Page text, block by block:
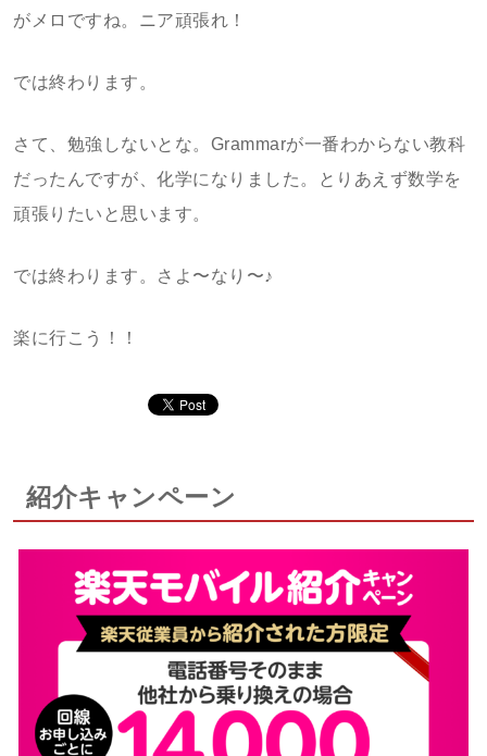
がメロですね。ニア頑張れ！
では終わります。
さて、勉強しないとな。Grammarが一番わからない教科
だったんですが、化学になりました。とりあえず数学を
頑張りたいと思います。
では終わります。さよ〜なり〜♪
楽に行こう！！
紹介キャンペーン